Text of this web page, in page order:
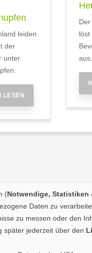
leiden
der
unter
LESEN
löst
aus.
(Notwendige, Statistiken
Daten zu
zu messen oder den
später jederzeit über den